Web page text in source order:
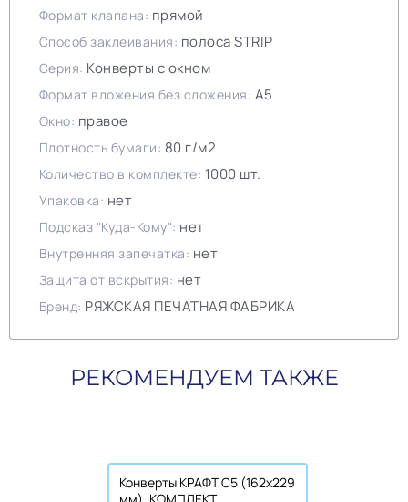
Формат клапана: прямой
Способ заклеивания: полоса STRIP
Серия: Конверты с окном
Формат вложения без сложения: А5
Окно: правое
Плотность бумаги: 80 г/м2
Количество в комплекте: 1000 шт.
Упаковка: нет
Подсказ "Куда-Кому": нет
Внутренняя запечатка: нет
Защита от вскрытия: нет
Бренд: РЯЖСКАЯ ПЕЧАТНАЯ ФАБРИКА
РЕКОМЕНДУЕМ ТАКЖЕ
Конверты КРАФТ С5 (162х229